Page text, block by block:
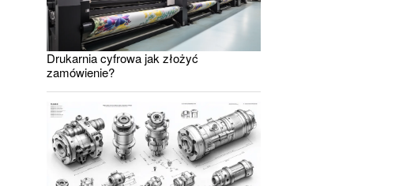
Drukarnia cyfrowa jak złożyć
zamówienie?